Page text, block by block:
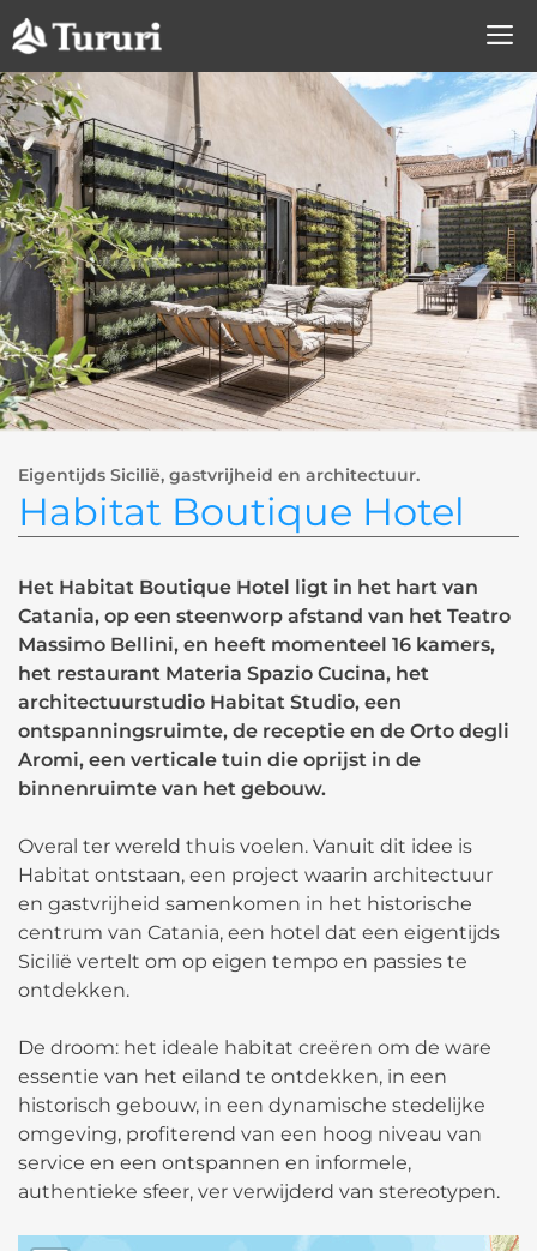
naar
de
inhoud
Eigentijds Sicilië, gastvrijheid en architectuur.
Habitat Boutique Hotel
Het Habitat Boutique Hotel ligt in het hart van
Catania, op een steenworp afstand van het Teatro
Massimo Bellini, en heeft momenteel 16 kamers,
het restaurant Materia Spazio Cucina, het
architectuurstudio Habitat Studio, een
ontspanningsruimte, de receptie en de Orto degli
Aromi, een verticale tuin die oprijst in de
binnenruimte van het gebouw.
Overal ter wereld thuis voelen. Vanuit dit idee is
Habitat ontstaan, een project waarin architectuur
en gastvrijheid samenkomen in het historische
centrum van Catania, een hotel dat een eigentijds
Sicilië vertelt om op eigen tempo en passies te
ontdekken.
De droom: het ideale habitat creëren om de ware
essentie van het eiland te ontdekken, in een
historisch gebouw, in een dynamische stedelijke
omgeving, profiterend van een hoog niveau van
service en een ontspannen en informele,
authentieke sfeer, ver verwijderd van stereotypen.